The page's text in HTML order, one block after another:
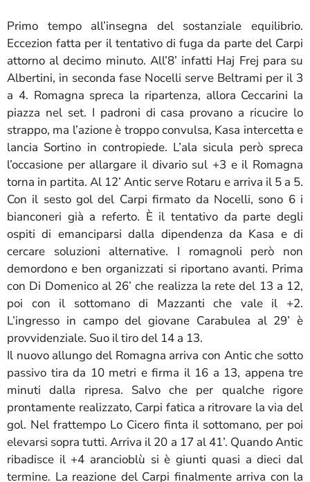
Primo tempo all’insegna del sostanziale equilibrio.
Eccezion fatta per il tentativo di fuga da parte del Carpi
attorno al decimo minuto. All’8’ infatti Haj Frej para su
Albertini, in seconda fase Nocelli serve Beltrami per il 3
a 4. Romagna spreca la ripartenza, allora Ceccarini la
piazza nel set. I padroni di casa provano a ricucire lo
strappo, ma l’azione è troppo convulsa, Kasa intercetta e
lancia Sortino in contropiede. L’ala sicula però spreca
l’occasione per allargare il divario sul +3 e il Romagna
torna in partita. Al 12’ Antic serve Rotaru e arriva il 5 a 5.
Con il sesto gol del Carpi firmato da Nocelli, sono 6 i
bianconeri già a referto. È il tentativo da parte degli
ospiti di emanciparsi dalla dipendenza da Kasa e di
cercare soluzioni alternative. I romagnoli però non
demordono e ben organizzati si riportano avanti. Prima
con Di Domenico al 26’ che realizza la rete del 13 a 12,
poi con il sottomano di Mazzanti che vale il +2.
L’ingresso in campo del giovane Carabulea al 29’ è
provvidenziale. Suo il tiro del 14 a 13.
Il nuovo allungo del Romagna arriva con Antic che sotto
passivo tira da 10 metri e firma il 16 a 13, appena tre
minuti dalla ripresa. Salvo che per qualche rigore
prontamente realizzato, Carpi fatica a ritrovare la via del
gol. Nel frattempo Lo Cicero finta il sottomano, per poi
elevarsi sopra tutti. Arriva il 20 a 17 al 41’. Quando Antic
ribadisce il +4 arancioblù si è giunti quasi a dieci dal
termine. La reazione del Carpi finalmente arriva con la